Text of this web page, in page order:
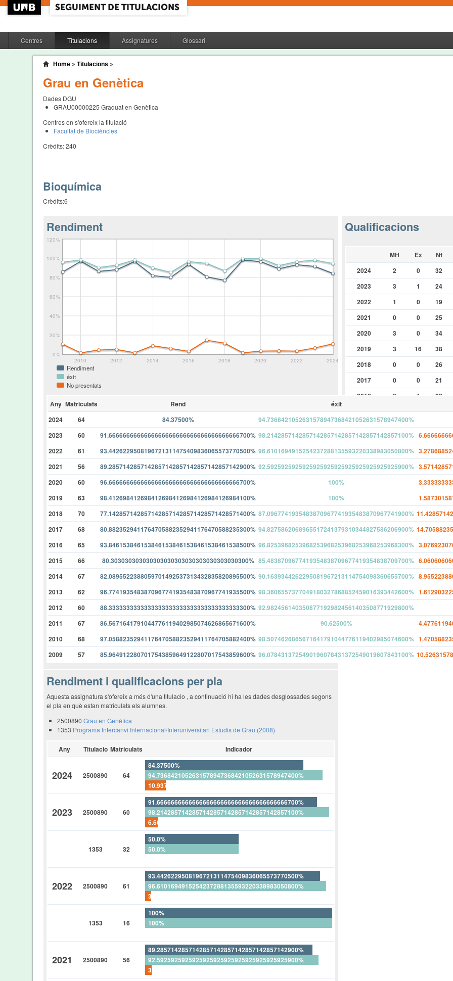
Centres Titulacions Assignatures Glossari
Home» Titulacions »
Grau en Genètica
Dades DGU
GRAU00000225 Graduat en Genètica
Centres on s'ofereix la titulació
Facultat de Biociències
Crèdits:240
Bioquímica
Crèdits:6
Qualificacions
MH Ex Nt
2024
2 0 32
2023
3 1 24
2022
1 0 19
2021
0 0 25
2020
3 0 34
2019
3 16 38
2018
0 0 26
2017
0 0 21
2016
0 1 28
2015
2 4 33
2014
3 8 29
2013
3 7 39
2012
2 4 32
2011
3 8 31
2010
2 8 43
2009
3 4 22
Rendiment
2010 2012 2014 2016 2018 2020 2022 2024
0%
20%
40%
60%
80%
100%
120%
Rendiment
éxit
No presentats
Any Matriculats Rend éxit
2024
64 84.37500% 94.7368421052631578947368421052631578947400%
2023
60 91.6666666666666666666666666666666666666700% 98.2142857142857142857142857142857142857100%
2022
61 93.4426229508196721311475409836065573770500% 96.6101694915254237288135593220338983050800%
2021
56 89.2857142857142857142857142857142857142900% 92.5925925925925925925925925925925925925900%
2020
60 96.6666666666666666666666666666666666666700% 100%
2019
63 98.4126984126984126984126984126984126984100% 100%
2018
70 77.1428571428571428571428571428571428571400% 87.0967741935483870967741935483870967741900%
2017
68 80.8823529411764705882352941176470588235300% 94.8275862068965517241379310344827586206900%
2016
65 93.8461538461538461538461538461538461538500% 96.8253968253968253968253968253968253968300%
2015
66 80.303030303030303030303030303030303030300% 85.4838709677419354838709677419354838709700%
2014
67 82.0895522388059701492537313432835820895500% 90.1639344262295081967213114754098360655700%
2013
62 96.7741935483870967741935483870967741935500% 98.3606557377049180327868852459016393442600%
2012
60 88.3333333333333333333333333333333333333300% 92.9824561403508771929824561403508771929800%
2011
67 86.5671641791044776119402985074626865671600% 90.62500%
2010
68 97.0588235294117647058823529411764705882400% 98.5074626865671641791044776119402985074600%
2009
57 85.9649122807017543859649122807017543859600% 96.0784313725490196078431372549019607843100%
Rendiment i qualificacions per pla
Aquesta assignatura s'ofereix a més d'una titulacio , a continuació hi ha les dades desglossades segons
el pla en què estan matriculats els alumnes.
2500890Grau en Genètica
1353 Programa Intercanvi Internacional/Interuniversitari Estudis de Grau (2008)
Any Titulacio Matriculats Indicador
2024 2500890 64
84.37500%
94.7368421052631578947368421052631578947400%
10.937500%
2023 2500890 60
91.6666666666666666666666666666666666666700%
98.2142857142857142857142857142857142857100%
6.6666666666666666666666666666666666666700%
1353 32
50.0%
50.0%
2022 2500890 61
93.4426229508196721311475409836065573770500%
96.6101694915254237288135593220338983050800%
3.2786885245901639344262295081967213114800%
1353 16
100%
100%
2021 2500890 56
89.2857142857142857142857142857142857142900%
92.5925925925925925925925925925925925925900%
3.5714285714285714285714285714285714285700%